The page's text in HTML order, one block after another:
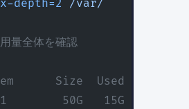
depth=2 /var/
量全体を確認
Size  Used Avail
50G   15G   33G